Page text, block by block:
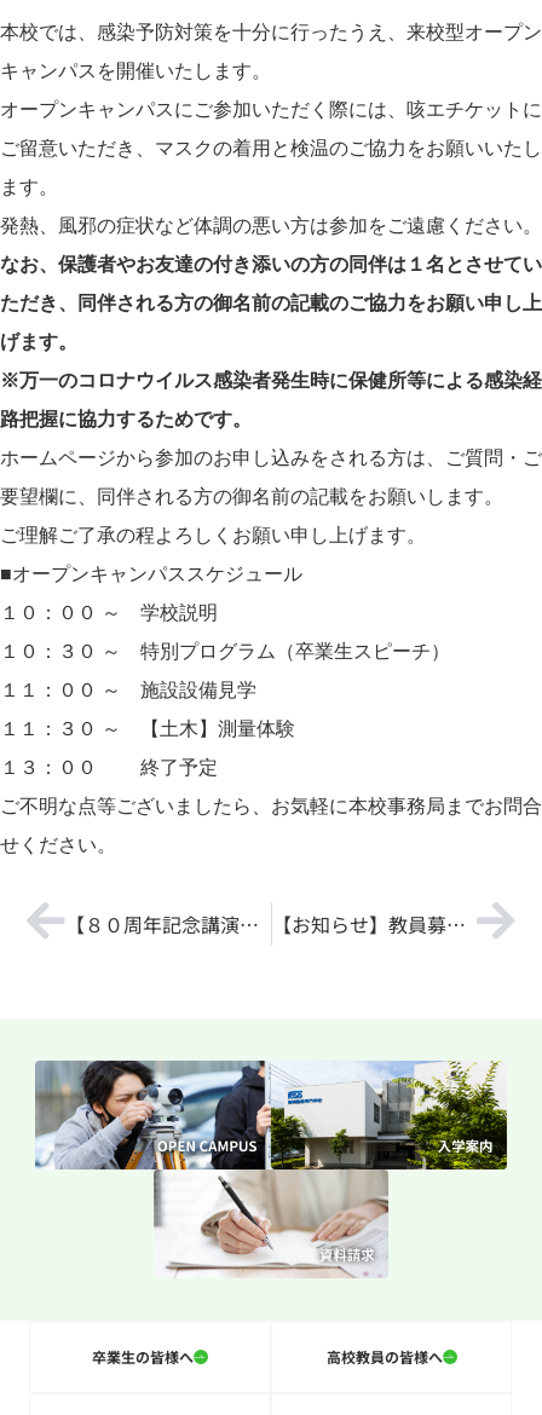
本校では、感染予防対策を十分に行ったうえ、来校型オープン
キャンパスを開催いたします。
オープンキャンパスにご参加いただく際には、咳エチケットに
ご留意いただき、マスクの着用と検温のご協力をお願いいたし
ます。
発熱、風邪の症状など体調の悪い方は参加をご遠慮ください。
なお、保護者やお友達の付き添いの方の同伴は１名とさせてい
ただき、同伴される方の御名前の記載のご協力をお願い申し上
げます。
※万一のコロナウイルス感染者発生時に保健所等による感染経
路把握に協力するためです。
ホームページから参加のお申し込みをされる方は、ご質問・ご
要望欄に、同伴される方の御名前の記載をお願いします。
ご理解ご了承の程よろしくお願い申し上げます。
■オープンキャンパススケジュール
１０：００ ～ 学校説明
１０：３０ ～ 特別プログラム（卒業生スピーチ）
１１：００ ～ 施設設備見学
１１：３０ ～ 【土木】測量体験
１３：００ 終了予定
ご不明な点等ございましたら、お気軽に本校事務局までお問合
せください。
【８０周年記念講演会】ご来場誠にありがとうございました。 【お知らせ】教員募集について
卒業生の皆様へ 高校教員の皆様へ